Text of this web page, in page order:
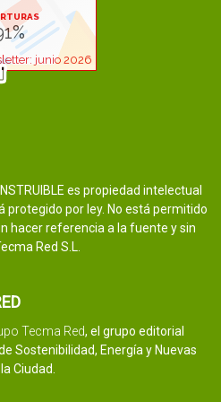
es propiedad intelectual
protegido por ley. No está permitido
hacer referencia a la fuente y sin
Red S.L.
Tecma Red, el grupo editorial
Sostenibilidad, Energía y Nuevas
Ciudad.